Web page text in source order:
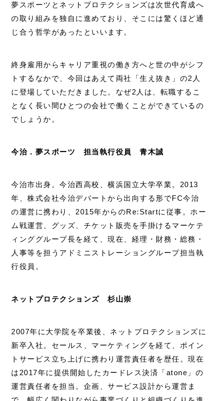
夢スポーツとネットプロテクションズは次世代育成へ
の取り組みを独自に進めており、そこには驚くほど通
じ合う哲学があったといいます。
終身雇用からキャリア重視の働き方へと世の中がシフ
トするなかで、今回はあえて両社「生え抜き」の2人
に登場していただきました。なぜ2人は、転職するこ
となく長い間ひとつの会社で働くことができているの
でしょうか。
今治．夢スポーツ 担当執行役員 青木誠
今治市出身。今治西高校、横浜国立大学卒業。2013
年、株式会社今治デパートから出向する形でFC今治
の運営に携わり、2015年からのRe:Startに従事。ホー
ム戦運営、グッズ、チケット販売を手掛けるマーケテ
ィンググループ長を経て、現在、経理・財務・総務・
人事等を担うアドミニストレーショングループ担当執
行役員。
ネットプロテクションズ 杉山崇
2007年に大学院を卒業後、ネットプロテクションズに
新卒入社。セールス、マーケティングを経て、ポイン
トサービス立ち上げに携わり運営責任者を歴任。現在
は2017年に提供開始したカードレス決済「atone」の
運営責任者を担当。企画、サービス設計から運営ま